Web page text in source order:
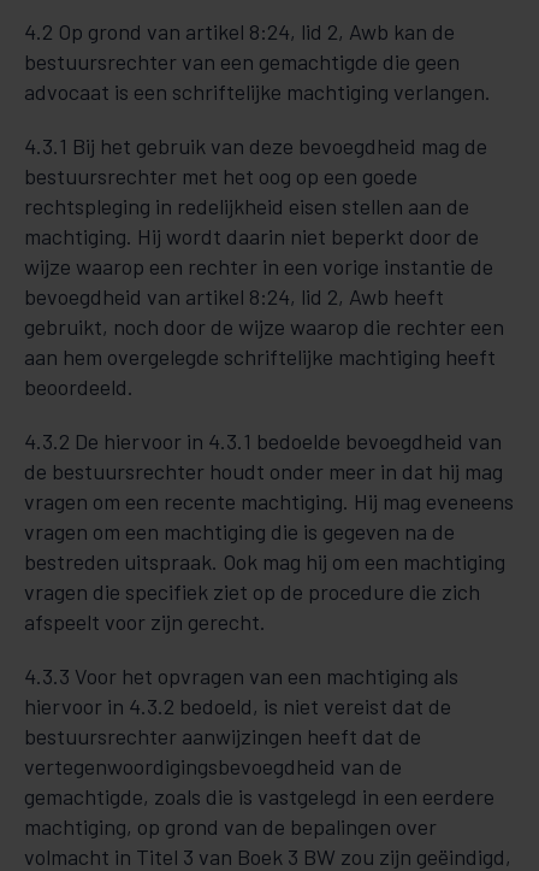
4.2 Op grond van artikel 8:24, lid 2, Awb kan de
bestuursrechter van een gemachtigde die geen
advocaat is een schriftelijke machtiging verlangen.
4.3.1 Bij het gebruik van deze bevoegdheid mag de
bestuursrechter met het oog op een goede
rechtspleging in redelijkheid eisen stellen aan de
machtiging. Hij wordt daarin niet beperkt door de
wijze waarop een rechter in een vorige instantie de
bevoegdheid van artikel 8:24, lid 2, Awb heeft
gebruikt, noch door de wijze waarop die rechter een
aan hem overgelegde schriftelijke machtiging heeft
beoordeeld.
4.3.2 De hiervoor in 4.3.1 bedoelde bevoegdheid van
de bestuursrechter houdt onder meer in dat hij mag
vragen om een recente machtiging. Hij mag eveneens
vragen om een machtiging die is gegeven na de
bestreden uitspraak. Ook mag hij om een machtiging
vragen die specifiek ziet op de procedure die zich
afspeelt voor zijn gerecht.
4.3.3 Voor het opvragen van een machtiging als
hiervoor in 4.3.2 bedoeld, is niet vereist dat de
bestuursrechter aanwijzingen heeft dat de
vertegenwoordigingsbevoegdheid van de
gemachtigde, zoals die is vastgelegd in een eerdere
machtiging, op grond van de bepalingen over
volmacht in Titel 3 van Boek 3 BW zou zijn geëindigd,